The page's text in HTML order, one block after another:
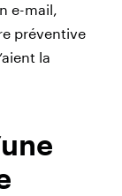
e-mail,
préventive
la